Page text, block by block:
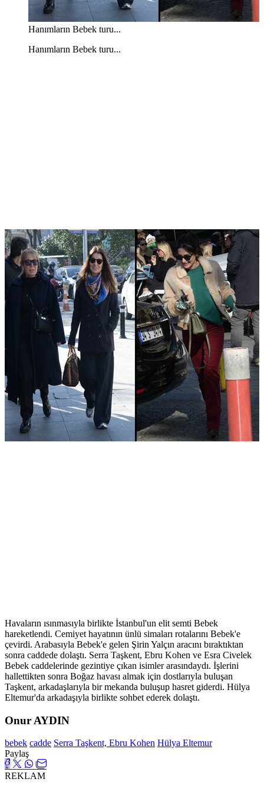
Hanımların Bebek turu...
Hanımların Bebek turu...
Havaların ısınmasıyla birlikte İstanbul'un elit semti Bebek
hareketlendi. Cemiyet hayatının ünlü simaları rotalarını Bebek'e
çevirdi. Arabasıyla Bebek'e gelen Şirin Yalçın aracını bıraktıktan
sonra caddede dolaştı. Serra Taşkent, Ebru Kohen ve Esra Civelek
Bebek caddelerinde gezintiye çıkan isimler arasındaydı. İşlerini
hallettikten sonra Boğaz havası almak için dostlarıyla buluşan
Taşkent, arkadaşlarıyla bir mekanda buluşup hasret giderdi. Hülya
Eltemur'da arkadaşıyla birlikte sohbet ederek dolaştı.
Onur AYDIN
bebek cadde Serra Taşkent, Ebru Kohen Hülya Eltemur
Paylaş
REKLAM